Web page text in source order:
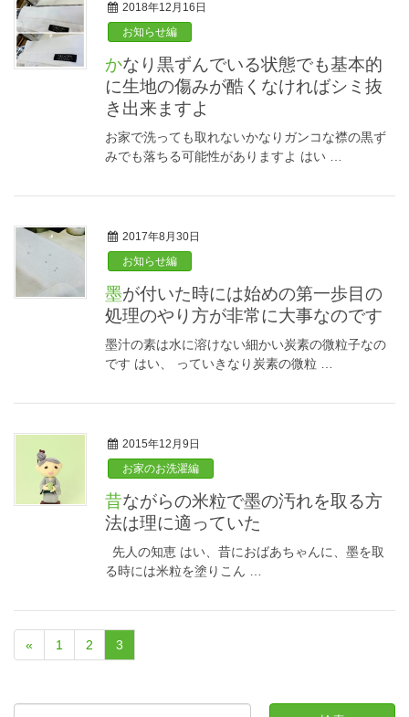
2018年12月16日
お知らせ編
かなり黒ずんでいる状態でも基本的
に生地の傷みが酷くなければシミ抜
き出来ますよ
お家で洗っても取れないかなりガンコな襟の黒ず
みでも落ちる可能性がありますよ はい …
2017年8月30日
お知らせ編
墨が付いた時には始めの第一歩目の
処理のやり方が非常に大事なのです
墨汁の素は水に溶けない細かい炭素の微粒子なの
です はい、 っていきなり炭素の微粒 …
2015年12月9日
お家のお洗濯編
昔ながらの米粒で墨の汚れを取る方
法は理に適っていた
先人の知恵 はい、昔におばあちゃんに、墨を取
る時には米粒を塗りこん …
« 1 2 3